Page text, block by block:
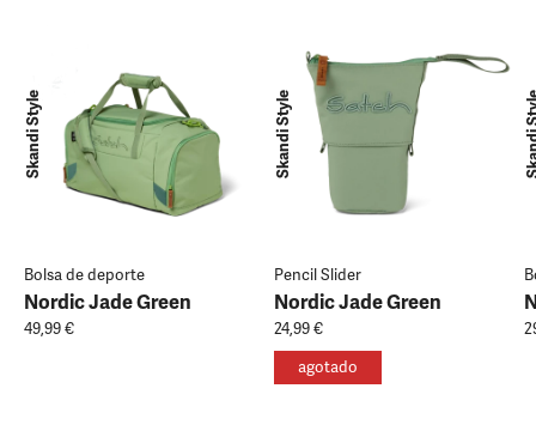
Skandi Style
Bolsa de deporte
Nordic Jade Green
49,99 €
Skandi Style
Pencil Slider
Nordic Jade Green
24,99 €
agotado